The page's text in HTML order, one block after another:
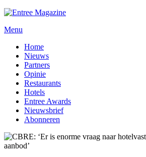
Menu
Home
Nieuws
Partners
Opinie
Restaurants
Hotels
Entree Awards
Nieuwsbrief
Abonneren